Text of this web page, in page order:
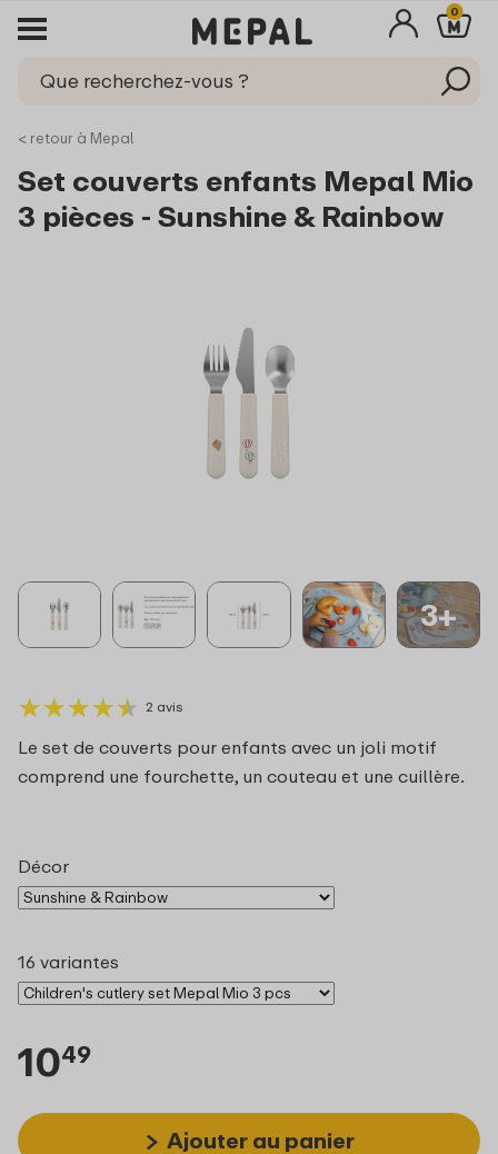
0
< retour à Mepal
Set couverts enfants Mepal Mio
3 pièces - Sunshine & Rainbow
3+
★★★★★
★★★★★ 2 avis
Le set de couverts pour enfants avec un joli motif
comprend une fourchette, un couteau et une cuillère.
Décor
16 variantes
1049
Ajouter au panier